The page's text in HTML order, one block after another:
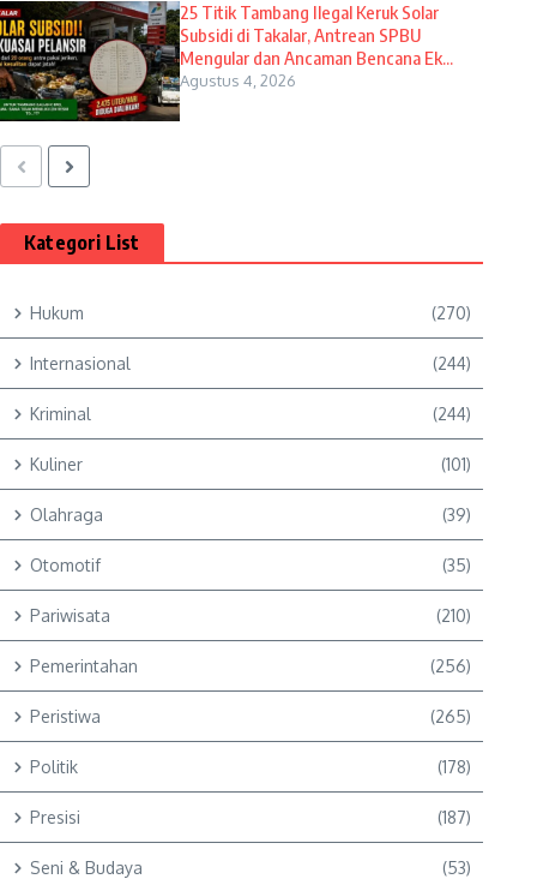
25 Titik Tambang Ilegal Keruk Solar
Subsidi di Takalar, Antrean SPBU
Mengular dan Ancaman Bencana Ek...
Agustus 4, 2026
Kategori List
Hukum (270)
Internasional (244)
Kriminal (244)
Kuliner (101)
Olahraga (39)
Otomotif (35)
Pariwisata (210)
Pemerintahan (256)
Peristiwa (265)
Politik (178)
Presisi (187)
Seni & Budaya (53)